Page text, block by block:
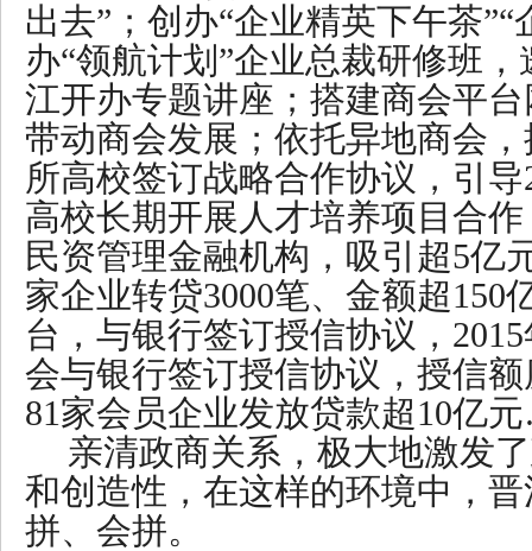
出去”；创办“企业精英下午茶”“
办“领航计划”企业总裁研修班
江开办专题讲座；搭建商会平
带动商会发展；依托异地商会
所高校签订战略合作协议，引
高校长期开展人才培养项目合
民资管理金融机构，吸引超5亿
家企业转贷3000笔、金额超150
台，与银行签订授信协议，
会与银行签订授信协议，授信
81家会员企业发放贷款超10亿
亲清政商关系，极大地激发
和创造性，在这样的环境中，
拼、会拼。